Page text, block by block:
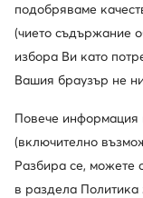
Апрески · Черен
141,63€
подобряваме
(чието съдържание
избора Ви като
Вашия браузър не
Повече информация
(включително
Разбира се, можете
в раздела Политика